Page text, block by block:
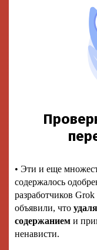
• Эти и еще
содержалось
разработчиков
объявили, что
содержанием и
ненависти.